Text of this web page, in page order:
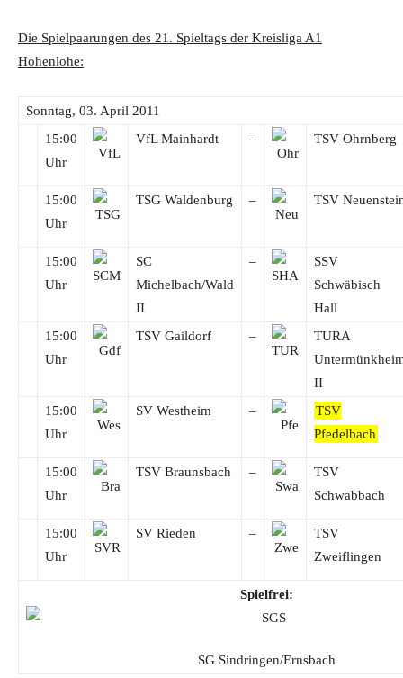
Die Spielpaarungen des 21. Spieltags der Kreisliga A1
Hohenlohe:
Sonntag, 03. April 2011
15:00
Uhr
VfL Mainhardt – TSV Ohrnberg
15:00
Uhr
TSG Waldenburg – TSV
15:00
Uhr
SC
Michelbach/Wald
II
–
SSV
Schwäbisch
Hall
15:00
Uhr
TSV Gaildorf –
TURA
II
15:00
Uhr
SV Westheim –
TSV
Pfedelbach
15:00
Uhr
TSV Braunsbach –
TSV
Schwabbach
15:00
Uhr
SV Rieden –
TSV
Zweiflingen
Spielfrei:
SG Sindringen/Ernsbach